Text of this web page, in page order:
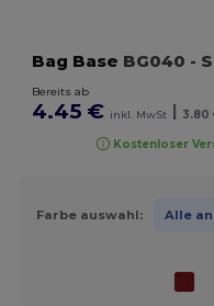
Bag Base BG040 -
Bereits ab
4.45 € inkl. MwSt | 3.80
Kostenloser
Farbe auswahl: Alle